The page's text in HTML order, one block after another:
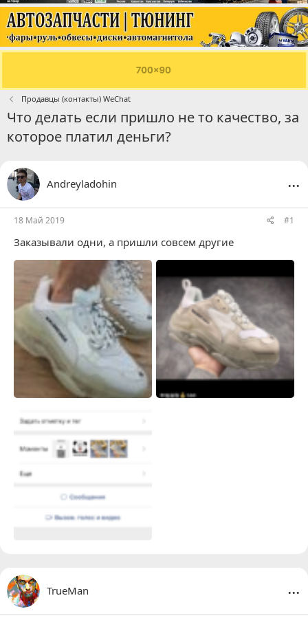
Продавцы (контакты) WeChat
Что делать если пришло не то качество, за
которое платил деньги?
Andreyladohin ...
18 Май 2019 #1
Заказывали одни, а пришли совсем другие
TrueMan ...